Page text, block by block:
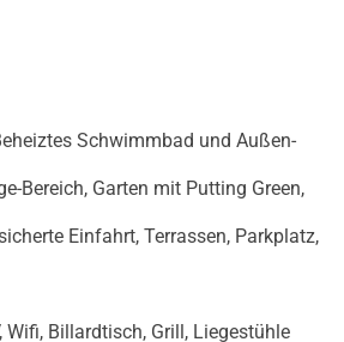
Schwimmbad und Außen-
Bereich, Garten mit Putting Green,
Einfahrt, Terrassen, Parkplatz,
Wifi, Billardtisch, Grill, Liegestühle